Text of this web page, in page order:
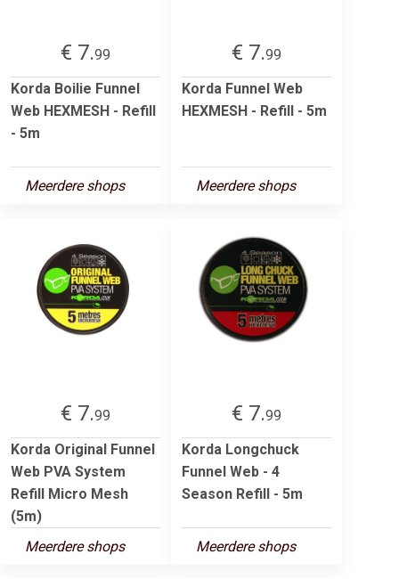
€ 7.99
Korda Boilie Funnel
Web HEXMESH - Refill
- 5m
Meerdere shops
€ 7.99
Korda Funnel Web
HEXMESH - Refill - 5m
Meerdere shops
€ 7.99
Korda Original Funnel
Web PVA System
Refill Micro Mesh
(5m)
Meerdere shops
€ 7.99
Korda Longchuck
Funnel Web - 4
Season Refill - 5m
Meerdere shops